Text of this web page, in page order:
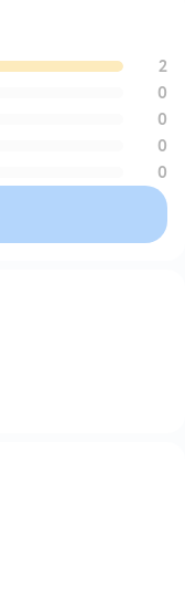
2
0
0
0
0